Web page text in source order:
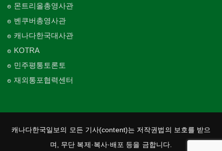
Church-Evangelical
Church-Mission
Church-Independent
교회-기타
교회-구세군
Church-Methodist
몬트리올총영사관
벤쿠버총영사관
캐나다한국대사관
KOTRA
민주평통토론토
재외통포협력센터
캐나다한국일보의 모든 기사(content)는 저작권법의 보호를 받으
며, 무단 복제·복사·배포 등을 금합니다.